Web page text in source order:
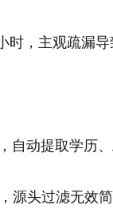
时，主观疏漏
自动提取学历
源头过滤无效